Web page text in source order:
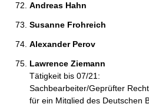
Andreas Hahn
Susanne Frohreich
Alexander Perov
Lawrence Ziemann
Tätigkeit bis 07/21:
Sachbearbeiter/Geprüfter
für ein Mitglied des Deutschen